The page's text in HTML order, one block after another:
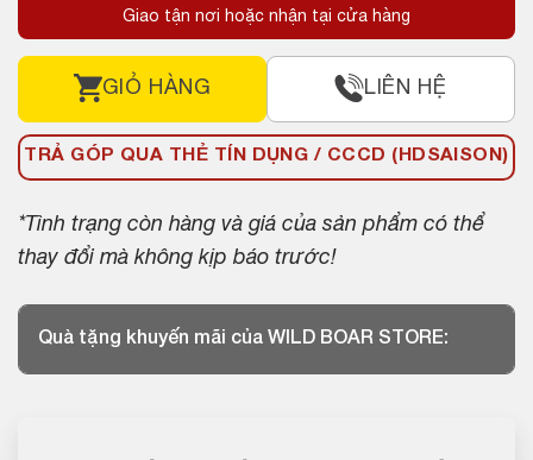
Giao tận nơi hoặc nhận tại cửa hàng
GIỎ HÀNG LIÊN HỆ
TRẢ GÓP QUA THẺ TÍN DỤNG / CCCD (HDSAISON)
*Tình trạng còn hàng và giá của sản phẩm có thể
thay đổi mà không kịp báo trước!
Quà tặng khuyến mãi của WILD BOAR STORE: